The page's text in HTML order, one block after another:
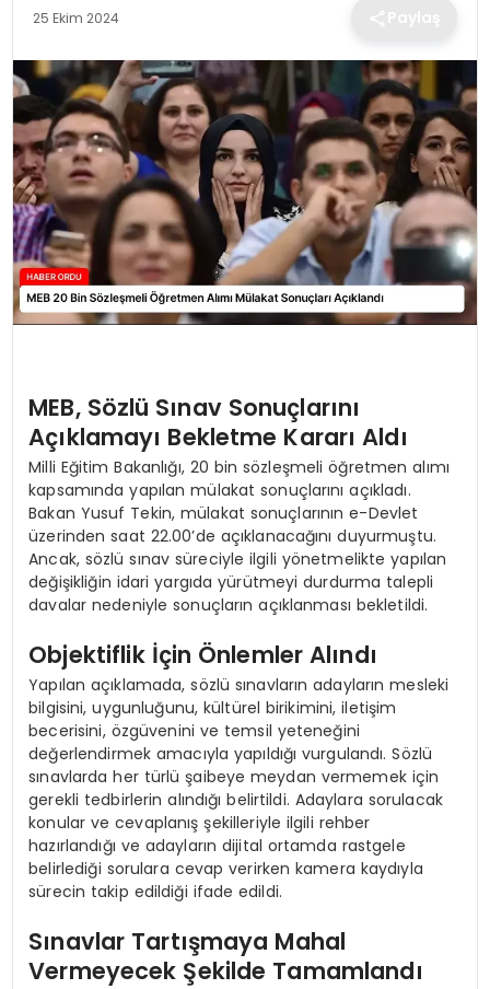
TEKNOLOJI
EĞITIM
MAGAZIN
SPOR
YAŞAM
25 Ekim 2024
MEB, Sözlü Sınav Sonuçlarını
Açıklamayı Bekletme Kararı Aldı
Milli Eğitim Bakanlığı, 20 bin sözleşmeli öğretmen alımı
kapsamında yapılan mülakat sonuçlarını açıkladı.
Bakan Yusuf Tekin, mülakat sonuçlarının e-Devlet
üzerinden saat 22.00’de açıklanacağını duyurmuştu.
Ancak, sözlü sınav süreciyle ilgili yönetmelikte yapılan
değişikliğin idari yargıda yürütmeyi durdurma talepli
davalar nedeniyle sonuçların açıklanması bekletildi.
Objektiflik İçin Önlemler Alındı
Yapılan açıklamada, sözlü sınavların adayların mesleki
bilgisini, uygunluğunu, kültürel birikimini, iletişim
becerisini, özgüvenini ve temsil yeteneğini
değerlendirmek amacıyla yapıldığı vurgulandı. Sözlü
sınavlarda her türlü şaibeye meydan vermemek için
gerekli tedbirlerin alındığı belirtildi. Adaylara sorulacak
konular ve cevaplanış şekilleriyle ilgili rehber
hazırlandığı ve adayların dijital ortamda rastgele
belirlediği sorulara cevap verirken kamera kaydıyla
sürecin takip edildiği ifade edildi.
Sınavlar Tartışmaya Mahal
Vermeyecek Şekilde Tamamlandı